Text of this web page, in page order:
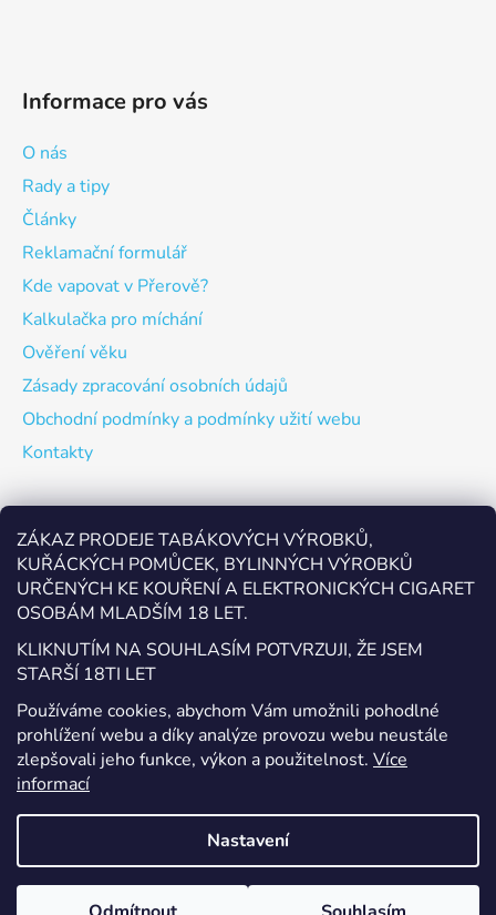
ZÁKAZ PRODEJE TABÁKOVÝCH VÝROBKŮ,
KUŘÁCKÝCH POMŮCEK, BYLINNÝCH VÝROBKŮ
URČENÝCH KE KOUŘENÍ A ELEKTRONICKÝCH CIGARET
OSOBÁM MLADŠÍM 18 LET.
KLIKNUTÍM NA SOUHLASÍM POTVRZUJI, ŽE JSEM
STARŠÍ 18TI LET
Používáme cookies, abychom Vám umožnili pohodlné
prohlížení webu a díky analýze provozu webu neustále
zlepšovali jeho funkce, výkon a použitelnost. Více
informací
Nastavení
Informace pro vás
O nás
Rady a tipy
Články
Reklamační formulář
Kde vapovat v Přerově?
Kalkulačka pro míchání
Ověření věku
Zásady zpracování osobních údajů
Obchodní podmínky a podmínky užití webu
Kontakty
Odebírat newsletter
Vložte svůj e-mail a my vám budeme zasílat informace o
nových produktech na našem e-shopu.
E-mail
Vložením e-mailu souhlasíte s
podmínkami ochrany
osobních údajů
PŘIHLÁSIT SE
Vytvořil Shoptet